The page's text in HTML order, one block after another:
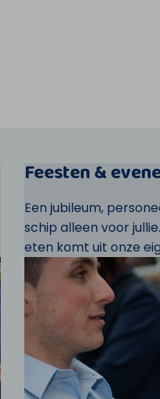
Feesten &
Een jubileum,
schip alleen voor
eten komt uit onze